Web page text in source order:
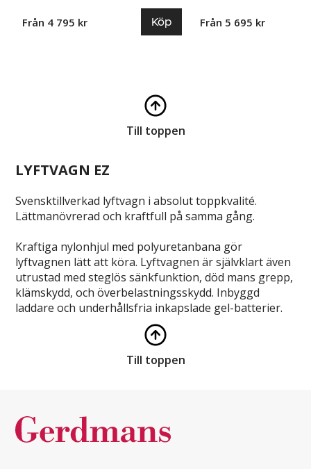
Från 4 795 kr Köp Från 5 695 kr
Till toppen
LYFTVAGN EZ
Svensktillverkad lyftvagn i absolut toppkvalité.
Lättmanövrerad och kraftfull på samma gång.
Kraftiga nylonhjul med polyuretanbana gör
lyftvagnen lätt att köra. Lyftvagnen är självklart även
utrustad med steglös sänkfunktion, död mans grepp,
klämskydd, och överbelastningsskydd. Inbyggd
laddare och underhållsfria inkapslade gel-batterier.
Till toppen